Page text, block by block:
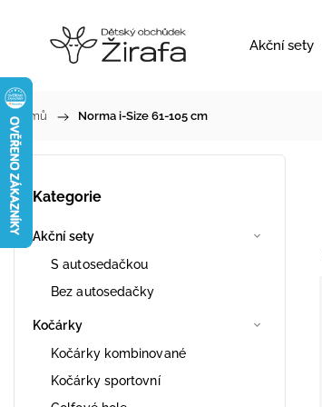
Akční sety
Domů / Norma i-Size 61-105 cm
Kategorie
Akční sety
S autosedačkou
Bez autosedačky
Kočárky
Kočárky kombinované
Kočárky sportovní